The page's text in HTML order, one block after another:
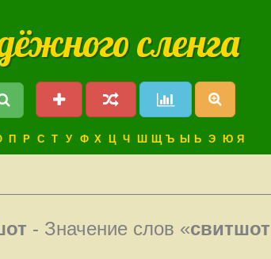
сленга
П Р С Т У Ф Х Ц Ч Ш Щ Ъ Ы Ь Э Ю Я
- Значение слов «свитшот